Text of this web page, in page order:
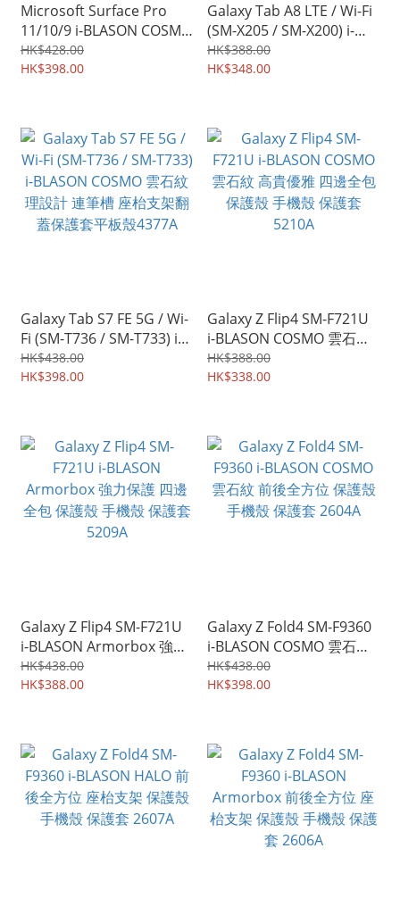
Microsoft Surface Pro
11/10/9 i-BLASON COSMO
雲石紋設計 附筆槽手提電
腦平板保護殼 防撞座枱支
HK$428.00
HK$398.00
Galaxy Tab A8 LTE / Wi-Fi
(SM-X205 / SM-X200) i-
BLASON COSMO 雲石紋理
設計 連筆槽 座枱支架翻蓋
HK$388.00
HK$348.00
Galaxy Tab S7 FE 5G / Wi-
Fi (SM-T736 / SM-T733) i-
BLASON COSMO 雲石紋理
設計 連筆槽 座枱支架翻蓋
HK$438.00
HK$398.00
Galaxy Z Flip4 SM-F721U
i-BLASON COSMO 雲石紋
高貴優雅 四邊全包 保護殼
手機殼 保護套 5210A
HK$388.00
HK$338.00
Galaxy Z Flip4 SM-F721U
i-BLASON Armorbox 強力
保護 四邊全包 保護殼 手機
殼 保護套 5209A
HK$438.00
HK$388.00
Galaxy Z Fold4 SM-F9360
i-BLASON COSMO 雲石紋
前後全方位 保護殼 手機殼
保護套 2604A
HK$438.00
HK$398.00